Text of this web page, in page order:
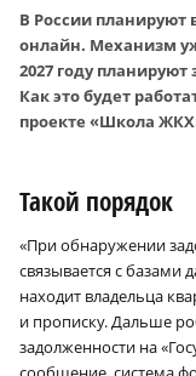
В России планируют
онлайн. Механизм
2027 году планируют
Как это будет
проекте «Школа
Такой порядок
«При обнаружении
связывается с
находит владельца
и прописку. Дальше
задолженности на